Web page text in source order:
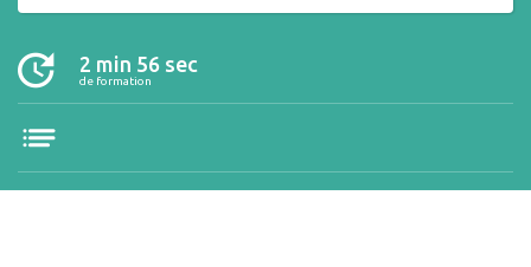
2 min 56 sec
de formation